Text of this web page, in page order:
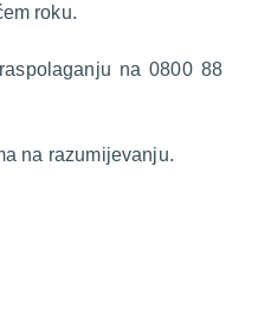
roku.
na 0800 88
na razumijevanju.